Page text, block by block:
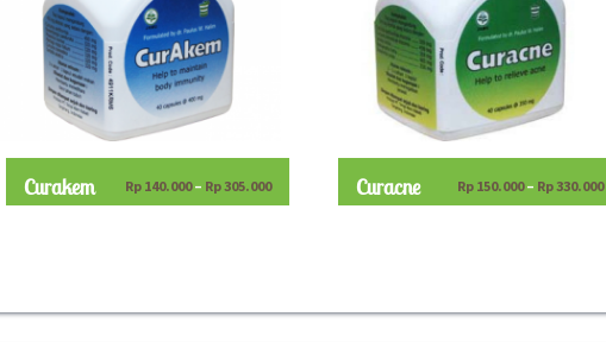
Curakem Rp 140.000– Rp305.000 Curacne Rp 150.000– Rp330.000